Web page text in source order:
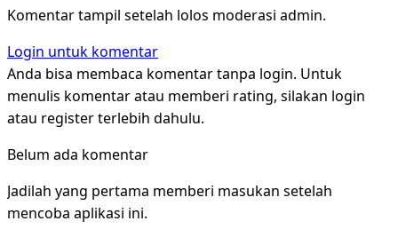
Komentar tampil setelah lolos moderasi admin.
Login untuk komentar
Anda bisa membaca komentar tanpa login. Untuk
menulis komentar atau memberi rating, silakan login
atau register terlebih dahulu.
Belum ada komentar
Jadilah yang pertama memberi masukan setelah
mencoba aplikasi ini.